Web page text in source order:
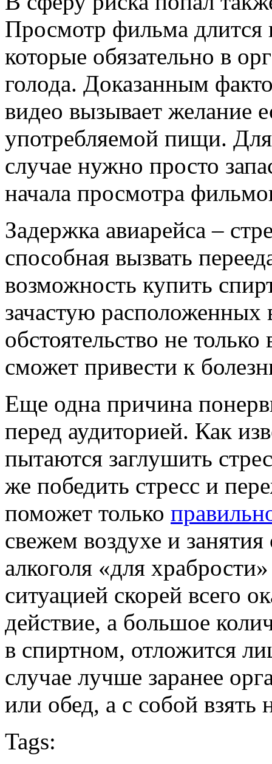
Просмотр фильма длится
которые обязательно в
голода. Доказанным
видео вызывает желание
употребляемой пищи.
случае нужно просто
начала просмотра
Задержка авиарейса –
способная вызвать
возможность купить
зачастую расположенных
обстоятельство не
сможет привести к
Еще одна причина
перед аудиторией. Как
пытаются заглушить
же победить стресс и
поможет только
свежем воздухе и
алкоголя «для
ситуацией скорей всего
действие, а большое
в спиртном, отложится
случае лучше заранее
или обед, а с собой взять
Tags: